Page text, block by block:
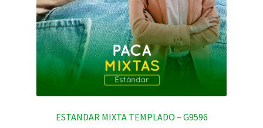
ESTANDAR MIXTA TEMPLADO – G9596